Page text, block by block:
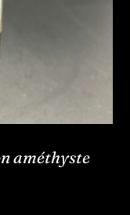
améthyste